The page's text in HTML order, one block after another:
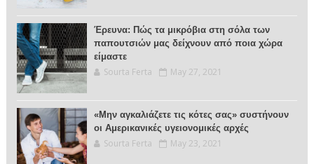
Έρευνα: Πώς τα μικρόβια στη σόλα των
παπουτσιών μας δείχνουν από ποια χώρα
είμαστε
Sourta Ferta May 27, 2021
«Μην αγκαλιάζετε τις κότες σας» συστήνουν
οι Αμερικανικές υγειονομικές αρχές
Sourta Ferta May 23, 2021